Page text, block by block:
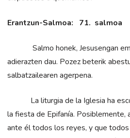
Erantzun-Salmoa: 71. salmoa
Salmo honek, Jesusengan
adierazten dau. Pozez beterik
salbatzailearen agerpena.
La liturgia de la Iglesia ha
la fiesta de Epifanía. Posiblemente,
ante él todos los reyes, y que